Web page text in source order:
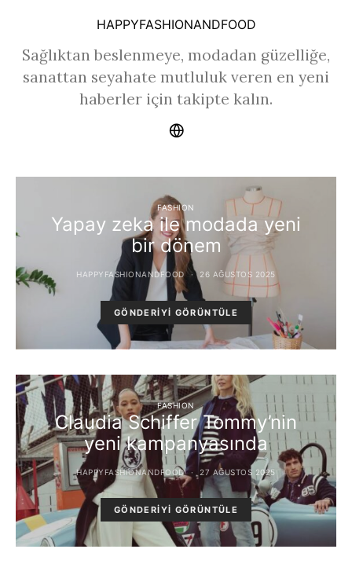
HAPPYFASHIONANDFOOD
Sağlıktan beslenmeye, modadan güzelliğe,
sanattan seyahate mutluluk veren en yeni
haberler için takipte kalın.
FASHION
Yapay zeka ile modada yeni
bir dönem
HAPPYFASHIONANDFOOD 26 AĞUSTOS 2025
GÖNDERIYI GÖRÜNTÜLE
FASHION
Claudia Schiffer Tommy’nin
yeni kampanyasında
HAPPYFASHIONANDFOOD 27 AĞUSTOS 2025
GÖNDERIYI GÖRÜNTÜLE